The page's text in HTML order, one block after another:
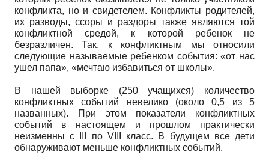
конфликта, но и свидетелем. Конфликты родителей,
их разводы, ссоры и раздоры также являются той
конфликтной средой, к которой ребенок не
безразличен. Так, к конфликтным мы относили
следующие называемые ребенком события: «от нас
ушел папа», «мечтаю избавиться от школы».
В нашей выборке (250 учащихся) количество
конфликтных событий невелико (около 0,5 из 5
названных). При этом показатели конфликтных
событий в настоящем и прошлом практически
неизменны с III по VIII класс. В будущем все дети
обнаруживают меньше конфликтных событий.